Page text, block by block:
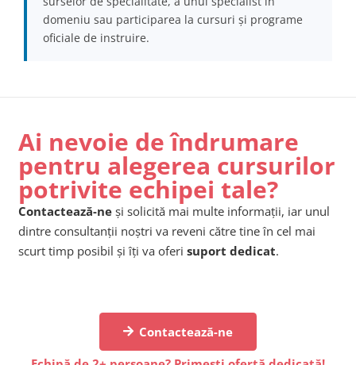
domeniu sau participarea la cursuri și programe
oficiale de instruire.
Ai nevoie de îndrumare
pentru alegerea cursurilor
potrivite echipei tale?
Contactează-ne și solicită mai multe informații, iar unul
dintre consultanții noștri va reveni către tine în cel mai
scurt timp posibil și îți va oferi suport dedicat.
Contactează-ne